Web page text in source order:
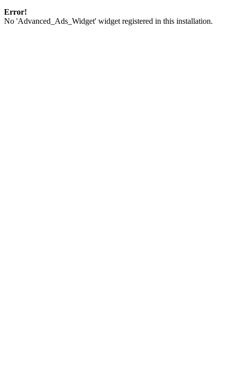
Error!
No 'Advanced_Ads_Widget' widget registered in this installation.